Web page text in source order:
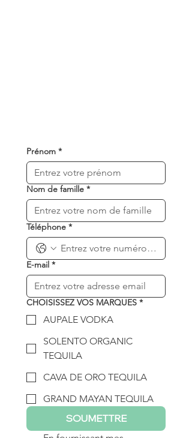
Prénom *
Nom de famille *
Téléphone *
E-mail *
CHOISISSEZ VOS MARQUES *
AUPALE VODKA
SOLENTO ORGANIC
TEQUILA
CAVA DE ORO TEQUILA
GRAND MAYAN TEQUILA
SOUMETTRE